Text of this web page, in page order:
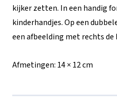
van
God'
kijker zetten. In een handig
kinderhandjes. Op een
een afbeelding met rechts
Afmetingen: 14 × 12 cm